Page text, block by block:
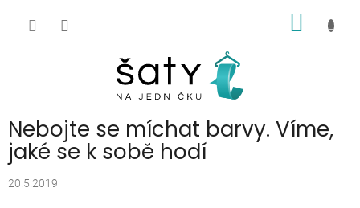
Nebojte se míchat barvy. Víme,
jaké se k sobě hodí
20.5.2019